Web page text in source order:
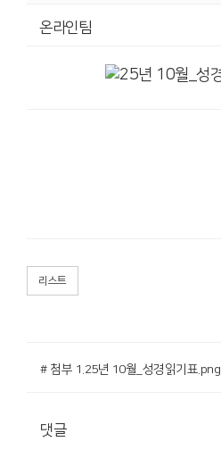
온라인팀
리스트
# 첨부 1.25년 10월_성경읽기표.png
댓글